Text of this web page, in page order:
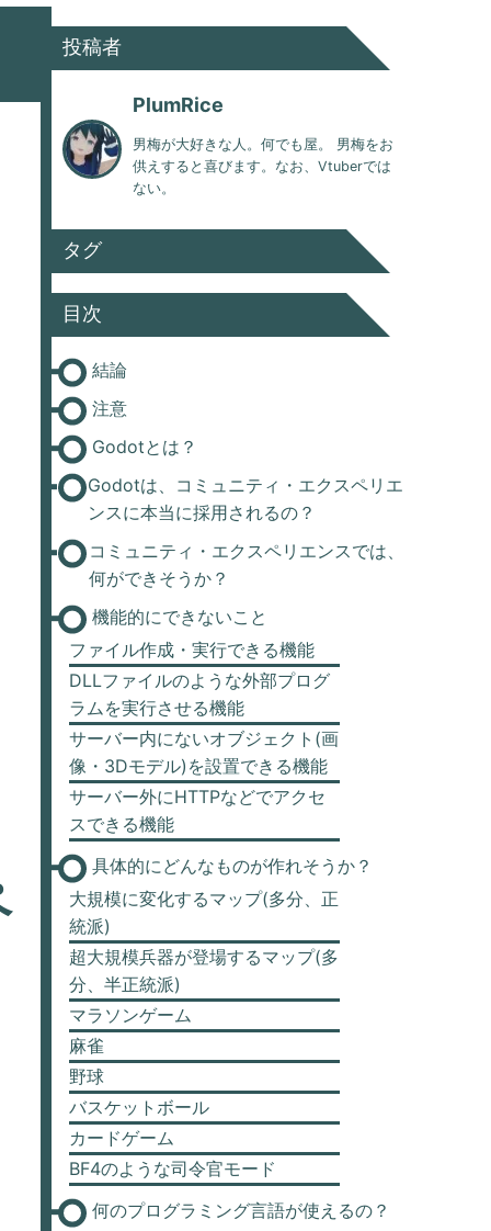
投稿者
PlumRice
男梅が大好きな人。何でも屋。 男梅をお
供えすると喜びます。なお、Vtuberでは
ない。
タグ
目次
結論
注意
Godotとは？
Godotは、コミュニティ・エクスペリエ
ンスに本当に採用されるの？
コミュニティ・エクスペリエンスでは、
何ができそうか？
機能的にできないこと
ファイル作成・実行できる機能
DLLファイルのような外部プログ
ラムを実行させる機能
サーバー内にないオブジェクト(画
像・3Dモデル)を設置できる機能
サーバー外にHTTPなどでアクセ
スできる機能
具体的にどんなものが作れそうか？
大規模に変化するマップ(多分、正
統派)
超大規模兵器が登場するマップ(多
分、半正統派)
マラソンゲーム
麻雀
野球
バスケットボール
カードゲーム
BF4のような司令官モード
何のプログラミング言語が使えるの？